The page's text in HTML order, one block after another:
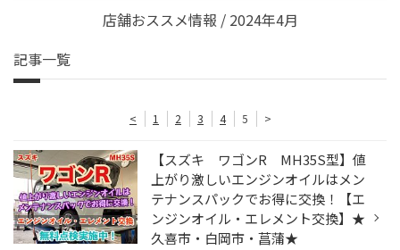
店舗おススメ情報 / 2024年4月
記事一覧
< 1 2 3 4 5 >
【スズキ ワゴンR MH35S型】値
上がり激しいエンジンオイルはメン
テナンスパックでお得に交換！【エ
ンジンオイル・エレメント交換】★
久喜市・白岡市・菖蒲★